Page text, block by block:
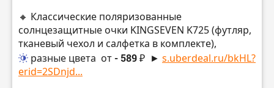
🔸 Классические поляризованные
солнцезащитные очки KINGSEVEN K725 (футляр,
тканевый чехол и салфетка в комплекте),
разные цвета от- 589 ₽ ► s.uberdeal.ru/bkHL?
erid=2SDnjd...